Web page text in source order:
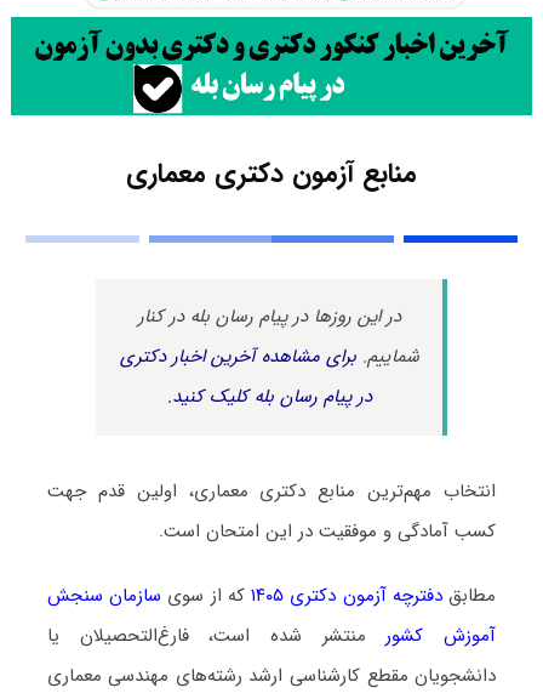
منابع آزمون دکتری معماری
در این روزها در پیام رسان بله در کنار
شماییم.برای مشاهده آخرین اخبار دکتری
در پیام رسان بله کلیک کنید.
انتخاب مهم‌ترین منابع دکتری معماری، اولین قدم جهت
کسب آمادگی و موفقیت در این امتحان است.
مطابقدفترچه آزمون دکتری ۱۴۰۵ که از سوی سازمان سنجش
آموزش کشورمنتشر شده است، فارغ‌التحصیلان یا
دانشجویان مقطع کارشناسی ارشد رشته‌های مهندسی معماری